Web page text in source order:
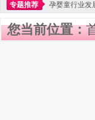
专题推荐
孕婴童行业发
您当前位置：